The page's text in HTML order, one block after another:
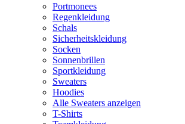
Portmonees
Regenkleidung
Schals
Sicherheitskleidung
Socken
Sonnenbrillen
Sportkleidung
Sweaters
Hoodies
Alle Sweaters anzeigen
T-Shirts